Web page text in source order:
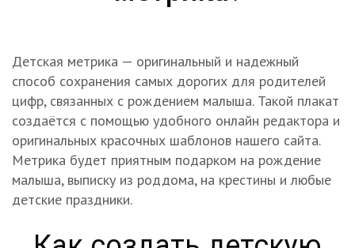
Детская метрика — оригинальный и надежный
способ сохранения самых дорогих для родителей
цифр, связанных с рождением малыша. Такой плакат
создаётся с помощью удобного онлайн редактора и
оригинальных красочных шаблонов нашего сайта.
Метрика будет приятным подарком на рождение
малыша, выписку из роддома, на крестины и любые
детские праздники.